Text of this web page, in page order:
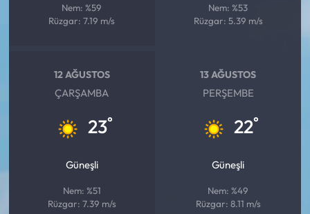
Nem: %59
Rüzgar: 7.19 m/s
Nem: %53
Rüzgar: 5.39 m/s
12 AĞUSTOS
ÇARŞAMBA
23°
Güneşli
Nem: %51
Rüzgar: 7.39 m/s
13 AĞUSTOS
PERŞEMBE
22°
Güneşli
Nem: %49
Rüzgar: 8.11 m/s